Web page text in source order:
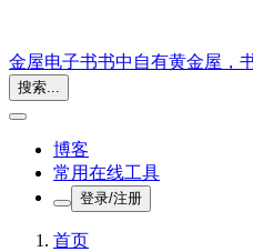
金屋电子书书中自有黄金屋，
搜索...
博客
常用在线工具
登录/注册
首页